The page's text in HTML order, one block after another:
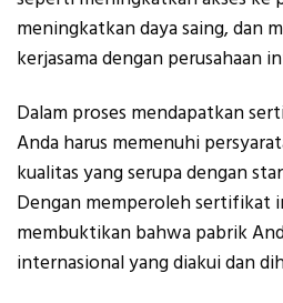
meningkatkan daya saing, dan
kerjasama dengan perusahaan
Dalam proses mendapatkan
Anda harus memenuhi
kualitas yang serupa dengan
Dengan memperoleh sertifikat
membuktikan bahwa pabrik
internasional yang diakui dan